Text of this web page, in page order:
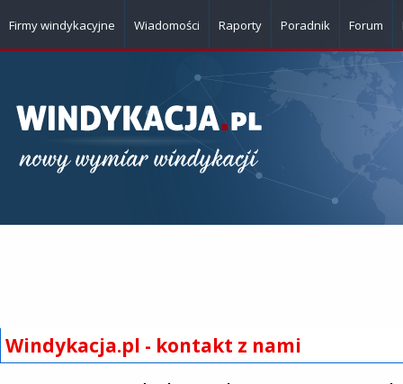
Firmy windykacyjne Wiadomości Raporty Poradnik Forum
Windykacja.pl - kontakt z nami